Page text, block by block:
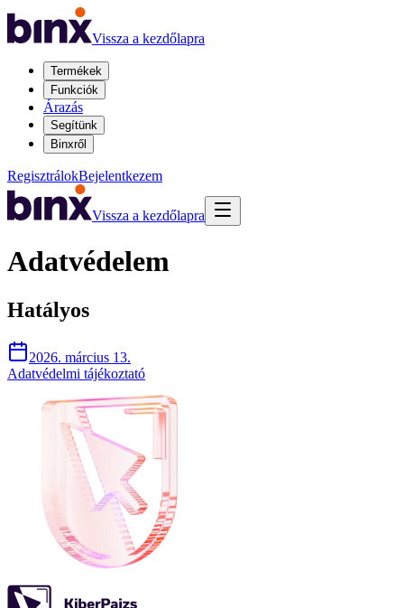
Vissza a kezdőlapra
Termékek
Funkciók
Árazás
Segítünk
Binxről
RegisztrálokBejelentkezem
Vissza a kezdőlapra
Adatvédelem
Hatályos
2026. március 13.
Adatvédelmi tájékoztató